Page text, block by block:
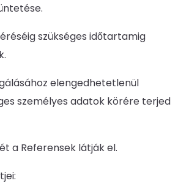
szükséges időtartamig
elengedhetetlenül
személyes adatok körére terjed
a Referensek látják el.